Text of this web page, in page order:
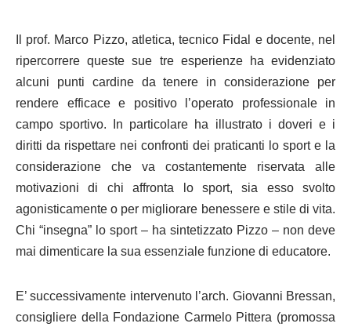
Il prof. Marco Pizzo, atletica, tecnico Fidal e docente, nel
ripercorrere queste sue tre esperienze ha evidenziato
alcuni punti cardine da tenere in considerazione per
rendere efficace e positivo l’operato professionale in
campo sportivo. In particolare ha illustrato i doveri e i
diritti da rispettare nei confronti dei praticanti lo sport e la
considerazione che va costantemente riservata alle
motivazioni di chi affronta lo sport, sia esso svolto
agonisticamente o per migliorare benessere e stile di vita.
Chi “insegna” lo sport – ha sintetizzato Pizzo – non deve
mai dimenticare la sua essenziale funzione di educatore.
E’ successivamente intervenuto l’arch. Giovanni Bressan,
consigliere della Fondazione Carmelo Pittera (promossa